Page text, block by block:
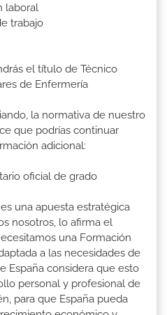
laboral
trabajo
el título de Técnico
de Enfermería
la normativa de nuestro
que podrías continuar
adicional:
oficial de grado
una apuesta estratégica
nosotros, lo afirma el
una Formación
a las necesidades de
España considera que esto
personal y profesional de
para que España pueda